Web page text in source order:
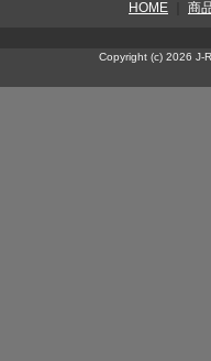
HOME 商
Copyright (c) 2026 J-